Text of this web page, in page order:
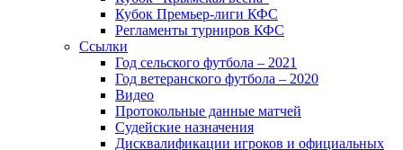
Кубок Премьер-лиги КФС
Регламенты турниров КФС
Ссылки
Год сельского футбола – 2021
Год ветеранского футбола – 2020
Видео
Протокольные данные матчей
Судейские назначения
Дисквалификации игроков и официальных